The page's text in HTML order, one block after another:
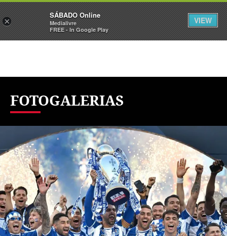
Sábado Assine Iniciar Sessão
FOTOGALERIAS
×
SÁBADO Online
Medialivre
FREE - In Google Play
VIEW